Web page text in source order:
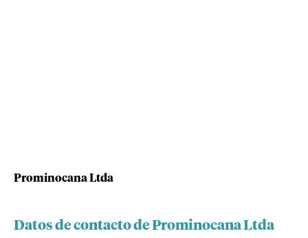
Prominocana Ltda
Datos de contacto de Prominocana Ltda